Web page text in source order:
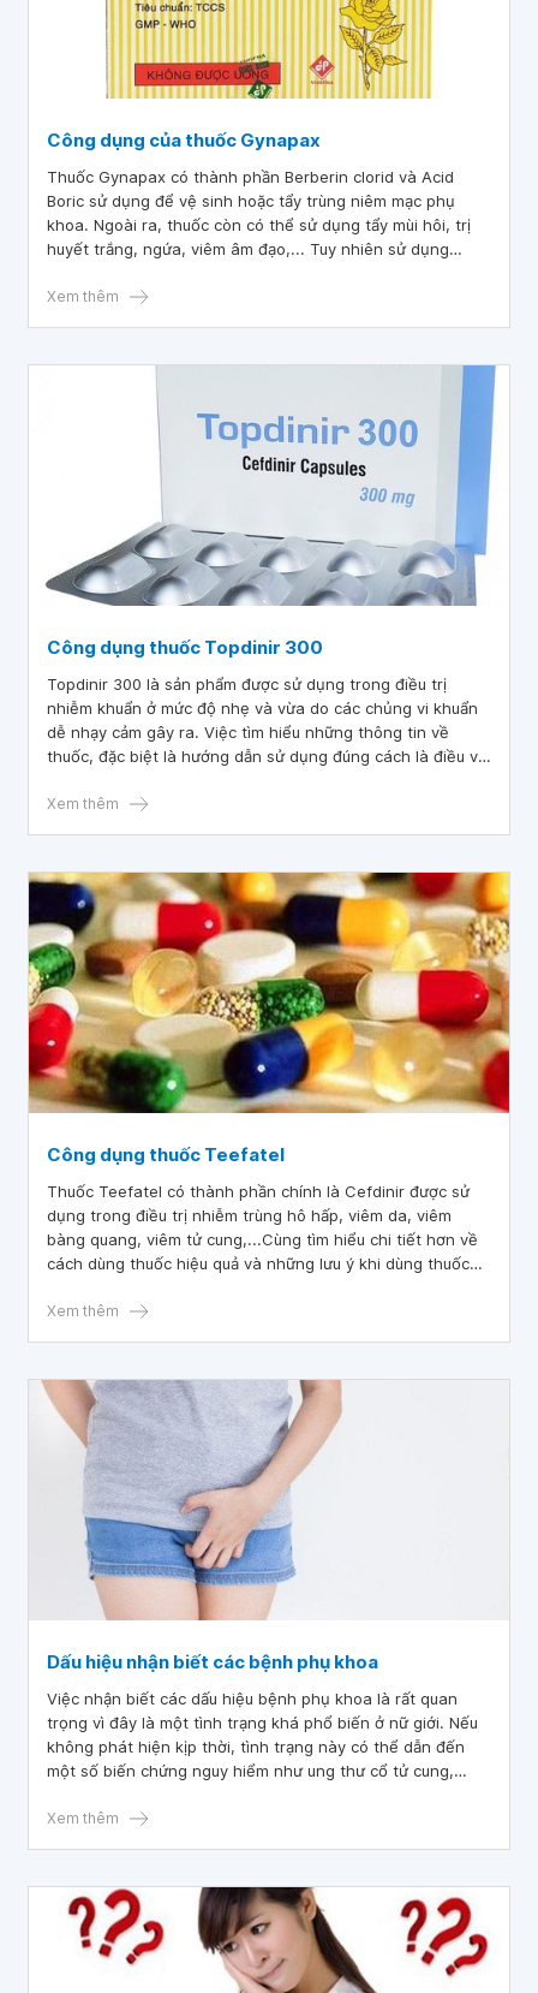
Công dụng của thuốc Gynapax
Thuốc Gynapax có thành phần Berberin clorid và Acid
Boric sử dụng để vệ sinh hoặc tẩy trùng niêm mạc phụ
khoa. Ngoài ra, thuốc còn có thể sử dụng tẩy mùi hôi, trị
huyết trắng, ngứa, viêm âm đạo,... Tuy nhiên sử dụng
mong muốn như rối loạn tiêu hoá, buồn nôn, tiêu chảy,
Xem thêm
Công dụng thuốc Topdinir 300
Topdinir 300 là sản phẩm được sử dụng trong điều trị
nhiễm khuẩn ở mức độ nhẹ và vừa do các chủng vi khuẩn
dễ nhạy cảm gây ra. Việc tìm hiểu những thông tin về
thuốc, đặc biệt là hướng dẫn sử dụng đúng cách là điều vô
Xem thêm
Công dụng thuốc Teefatel
Thuốc Teefatel có thành phần chính là Cefdinir được sử
dụng trong điều trị nhiễm trùng hô hấp, viêm da, viêm
bàng quang, viêm tử cung,...Cùng tìm hiểu chi tiết hơn về
cách dùng thuốc hiệu quả và những lưu ý khi dùng thuốc
Xem thêm
Dấu hiệu nhận biết các bệnh phụ khoa
Việc nhận biết các dấu hiệu bệnh phụ khoa là rất quan
trọng vì đây là một tình trạng khá phổ biến ở nữ giới. Nếu
không phát hiện kịp thời, tình trạng này có thể dẫn đến
một số biến chứng nguy hiểm như ung thư cổ tử cung,
thức cần thiết về sức khỏe phụ khoa để có thể bảo vệ bản
nữ và Hỗ trợ sinh sản Bệnh viện Đa khoa Quốc tế Vinmec.
Xem thêm